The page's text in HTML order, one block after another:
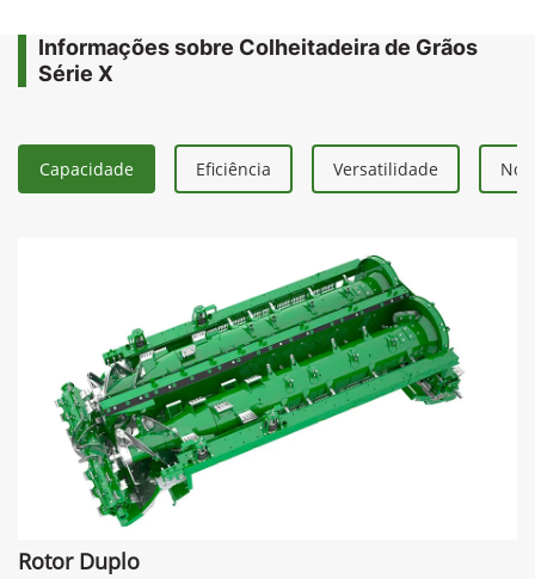
Informações sobre Colheitadeira de Grãos
Série X
Capacidade Eficiência Versatilidade
Rotor Duplo